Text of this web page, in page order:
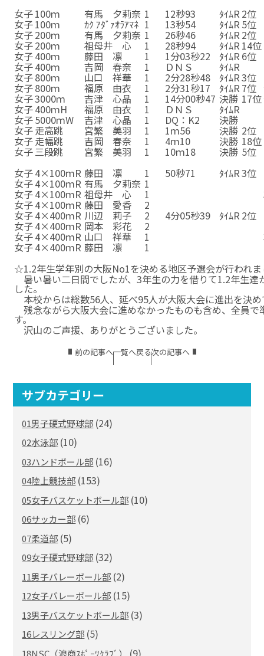
女子100ｍ 有馬 夕莉奈 1 12秒93 ﾀｲﾑR 2位
女子100ｍ ｶｸ ｱﾀﾞｧｵﾗｱﾏﾈ 1 13秒54 ﾀｲﾑR 5位
女子200ｍ 有馬 夕莉奈 1 26秒46 ﾀｲﾑR 2位
女子200ｍ 祖母井 心 1 28秒94 ﾀｲﾑR 14位
女子400ｍ 藤田 凛 1 1分03秒22 ﾀｲﾑR 6位
女子400ｍ 吉岡 春奈 1 ＤＮＳ ﾀｲﾑR
女子800ｍ 山口 祥華 1 2分28秒48 ﾀｲﾑR3位
女子800ｍ 福原 由衣 1 2分31秒17 ﾀｲﾑR 7位
女子3000ｍ 吉津 心晶 1 14分00秒47 決勝 17位
女子400ｍH 福原 由衣 1 ＤＮＳ ﾀｲﾑR
女子5000ｍW 吉津 心晶 1 DQ：K2 決勝
女子走高跳 宮繁 美羽 1 1ｍ56 決勝 2位
女子走幅跳 吉岡 春奈 1 4ｍ10 決勝 18位
女子 三段跳 宮繁 美羽 1 10ｍ18 決勝 5位
女子4×100ｍR 藤田 凛 1 50秒71 ﾀｲﾑR3位
女子4×100ｍR 有馬 夕莉奈 1
女子4×100ｍR 祖母井 心 1
女子4×100ｍR 藤田 愛香 2
女子4×400ｍR 川辺 莉子 2 4分05秒39 ﾀｲﾑR 2位
女子4×400ｍR 岡本 彩花 2
女子4×400ｍR 山口 祥華 1
女子4×400ｍR 藤田 凛 1
☆1.2年生学年別の大阪No1を決める地区予選会が行われ
暑い暑い二日間でしたが、3年生の力を借りて1.2年生達
した。
本校からは総数56人、延べ95人が大阪大会に進出を決
残念ながら大阪大会に進めなかったものも含め、全員で
す。
沢山のご声援、ありがとうございました。
前の記事へ一覧へ戻る次の記事へ
サブカテゴリー
01男子硬式野球部 (24)
02水泳部 (10)
03ハンドボール部 (16)
04陸上競技部 (153)
05女子バスケットボール部 (10)
06サッカー部 (6)
07柔道部 (5)
09女子硬式野球部 (32)
11男子バレーボール部 (2)
12女子バレーボール部 (15)
13男子バスケットボール部 (3)
16レスリング部 (5)
18NSC（浪商ｽﾎﾟｰﾂｸﾗﾌﾞ） (9)